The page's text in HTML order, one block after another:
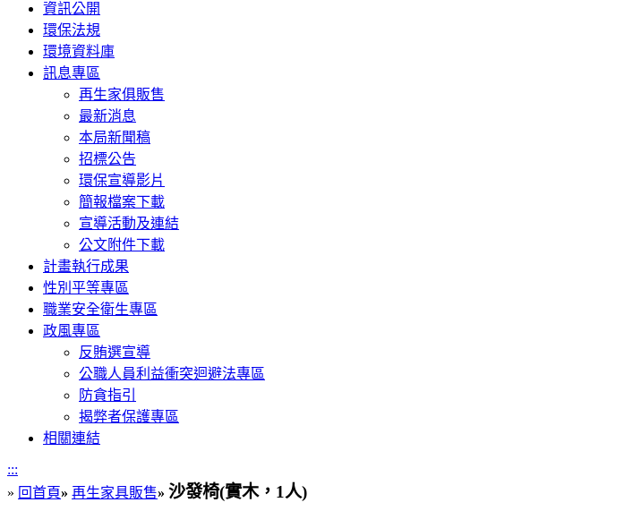
資訊公開
環保法規
環境資料庫
訊息專區
再生家俱販售
最新消息
本局新聞稿
招標公告
環保宣導影片
簡報檔案下載
宣導活動及連結
公文附件下載
計畫執行成果
性別平等專區
職業安全衛生專區
政風專區
反賄選宣導
公職人員利益衝突迴避法專區
防貪指引
揭弊者保護專區
相關連結
:::
» 回首頁» 再生家具販售» 沙發椅(實木，1人)